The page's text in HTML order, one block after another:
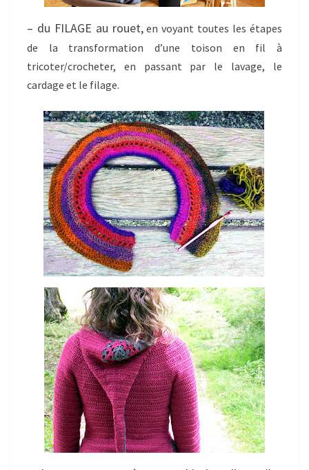
– du FILAGE au rouet,en voyant toutes les étapes
de la transformation d’une toison en fil à
tricoter/crocheter, en passant par le lavage, le
cardage et le filage.